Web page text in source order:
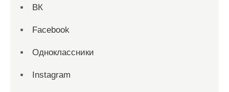
ВК
Facebook
Одноклассники
Instagram